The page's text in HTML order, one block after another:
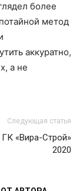
более
метод
аккуратно,
а не
Следующая статья
ГК «Вира-Строй»
2020